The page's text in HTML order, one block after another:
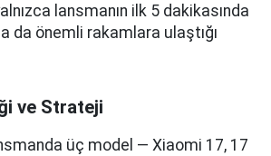
lansmanın ilk 5 dakikasında
da önemli rakamlara ulaştığı
ve Strateji
üç model — Xiaomi 17, 17